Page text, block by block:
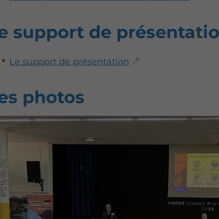
support de
Le support de présentation
photos